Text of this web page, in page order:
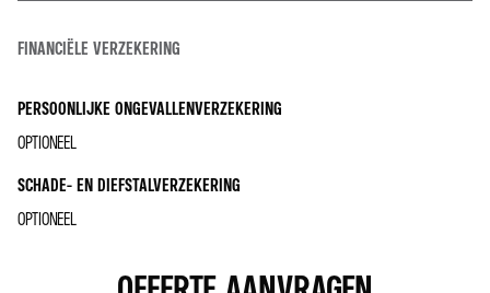
FINANCIËLE VERZEKERING
PERSOONLIJKE ONGEVALLENVERZEKERING
OPTIONEEL
SCHADE- EN DIEFSTALVERZEKERING
OPTIONEEL